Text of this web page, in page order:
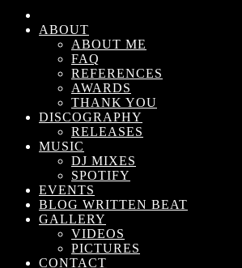
ABOUT
ABOUT ME
FAQ
REFERENCES
AWARDS
THANK YOU
DISCOGRAPHY
RELEASES
MUSIC
DJ MIXES
SPOTIFY
EVENTS
BLOG WRITTEN BEAT
GALLERY
VIDEOS
PICTURES
CONTACT